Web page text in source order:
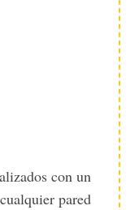
con un
pared